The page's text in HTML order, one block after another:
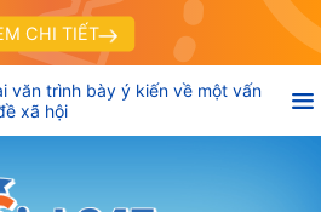
CHI TIẾT
văn trình bày ý kiến về một vấn
xã hội